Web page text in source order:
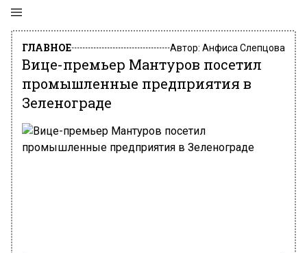
ГЛАВНОЕ Автор: Анфиса Слепцова
Вице-премьер Мантуров посетил
промышленные предприятия в
Зеленограде